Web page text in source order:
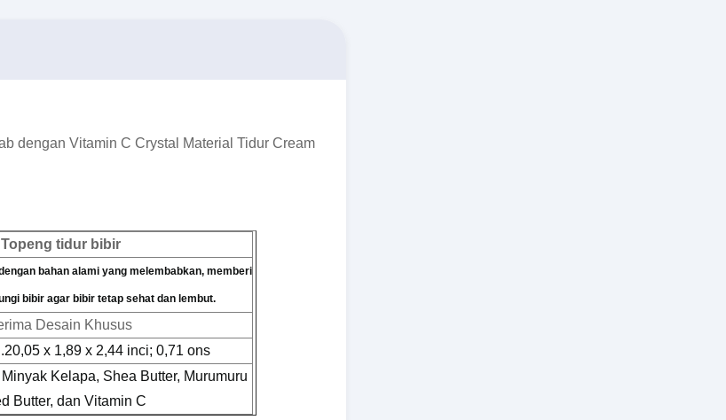
dengan Vitamin C Crystal Material Tidur Cream
Topeng tidur bibir
bahan alami yang melembabkan, memberi
bibir agar bibir tetap sehat dan lembut.
Desain Khusus
20,05 x 1,89 x 2,44 inci; 0,71 ons
Kelapa, Shea Butter, Murumuru
Butter, dan Vitamin C